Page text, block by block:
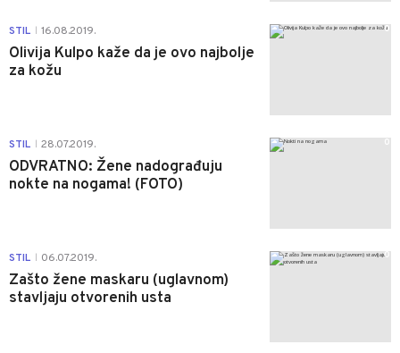
STIL 16.08.2019.
Olivija Kulpo kaže da je ovo najbolje
za kožu
0
STIL 28.07.2019.
ODVRATNO: Žene nadograđuju
nokte na nogama! (FOTO)
0
STIL 06.07.2019.
Zašto žene maskaru (uglavnom)
stavljaju otvorenih usta
0